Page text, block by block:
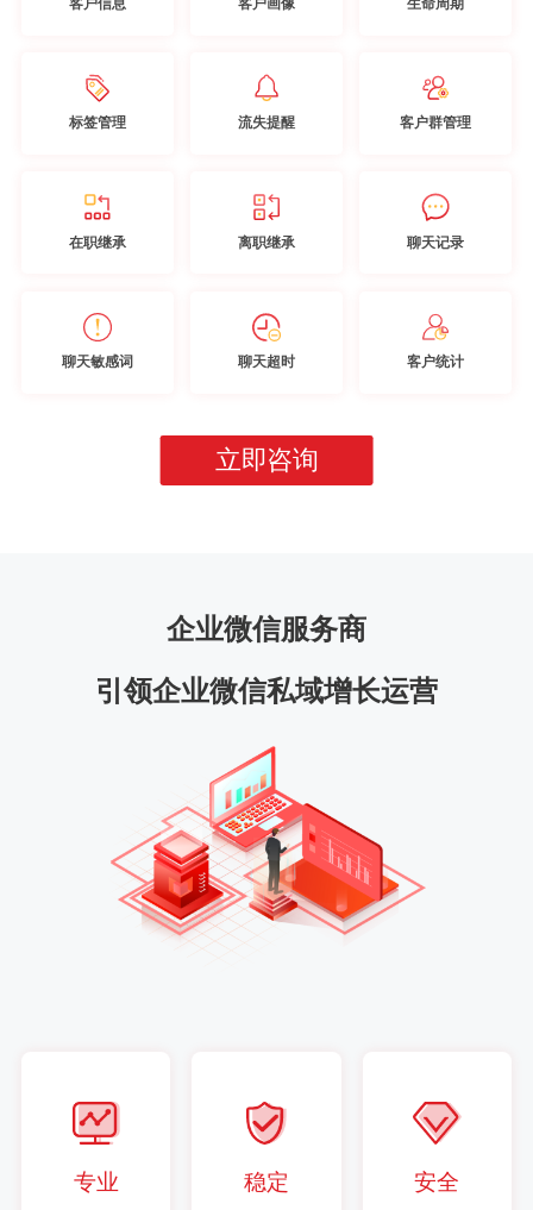
标签管理 流失提醒 客户群管理
在职继承 离职继承 聊天记录
聊天敏感词 聊天超时 客户统计
立即咨询
企业微信服务商
引领企业微信私域增长运营
专业 稳定 安全